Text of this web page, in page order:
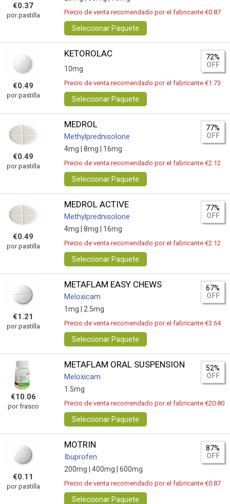
€0.37
por pastilla Precio de venta recomendado por el fabricante €0.87
Seleccionar Paquete
€0.49
por pastilla
KETOROLAC
10mg
72%
OFF
Precio de venta recomendado por el fabricante €1.73
Seleccionar Paquete
€0.49
por pastilla
MEDROL
Methylprednisolone
4mg | 8mg | 16mg
77%
OFF
Precio de venta recomendado por el fabricante €2.12
Seleccionar Paquete
€0.49
por pastilla
MEDROL ACTIVE
Methylprednisolone
4mg | 8mg | 16mg
77%
OFF
Precio de venta recomendado por el fabricante €2.12
Seleccionar Paquete
€1.21
por pastilla
METAFLAM EASY CHEWS
Meloxicam
1mg | 2.5mg
67%
OFF
Precio de venta recomendado por el fabricante €3.64
Seleccionar Paquete
€10.06
por frasco
METAFLAM ORAL SUSPENSION
Meloxicam
1.5mg
52%
OFF
Precio de venta recomendado por el fabricante €20.80
Seleccionar Paquete
€0.11
por pastilla
MOTRIN
Ibuprofen
200mg | 400mg | 600mg
87%
OFF
Precio de venta recomendado por el fabricante €0.87
Seleccionar Paquete